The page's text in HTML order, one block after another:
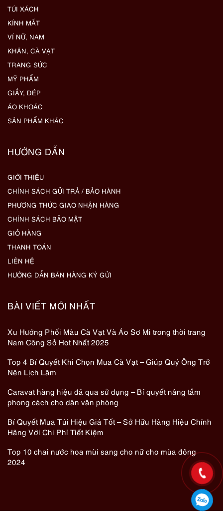
TÚI XÁCH
KÍNH MẮT
VÍ NỮ, NAM
KHĂN, CÀ VẠT
TRANG SỨC
MỸ PHẨM
GIẦY, DÉP
ÁO KHOÁC
SẢN PHẨM KHÁC
HƯỚNG DẪN
GIỚI THIỆU
CHÍNH SÁCH GỬI TRẢ / BẢO HÀNH
PHƯƠNG THỨC GIAO NHẬN HÀNG
CHÍNH SÁCH BẢO MẬT
GIỎ HÀNG
THANH TOÁN
LIÊN HỆ
HƯỚNG DẪN BÁN HÀNG KÝ GỬI
BÀI VIẾT MỚI NHẤT
Xu Hướng Phối Màu Cà Vạt Và Áo Sơ Mi trong thời trang
Nam Công Sở Hot Nhất 2025
Top 4 Bí Quyết Khi Chọn Mua Cà Vạt – Giúp Quý Ông Trở
Nên Lịch Lãm
Caravat hàng hiệu đã qua sử dụng – Bí quyết nâng tầm
phong cách cho dân văn phòng
Bí Quyết Mua Túi Hiệu Giá Tốt – Sở Hữu Hàng Hiệu Chính
Hãng Với Chi Phí Tiết Kiệm
Top 10 chai nước hoa mùi sang cho nữ cho mùa đông
2024